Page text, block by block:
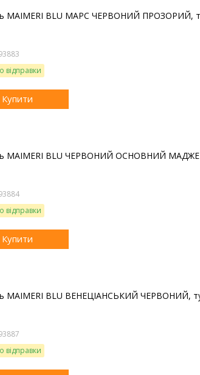
MAIMERI BLU МАРС ЧЕРВОНИЙ ПРОЗОРИЙ,
відправки
Купити
MAIMERI BLU ЧЕРВОНИЙ ОСНОВНИЙ
відправки
Купити
MAIMERI BLU ВЕНЕЦІАНСЬКИЙ ЧЕРВОНИЙ,
відправки